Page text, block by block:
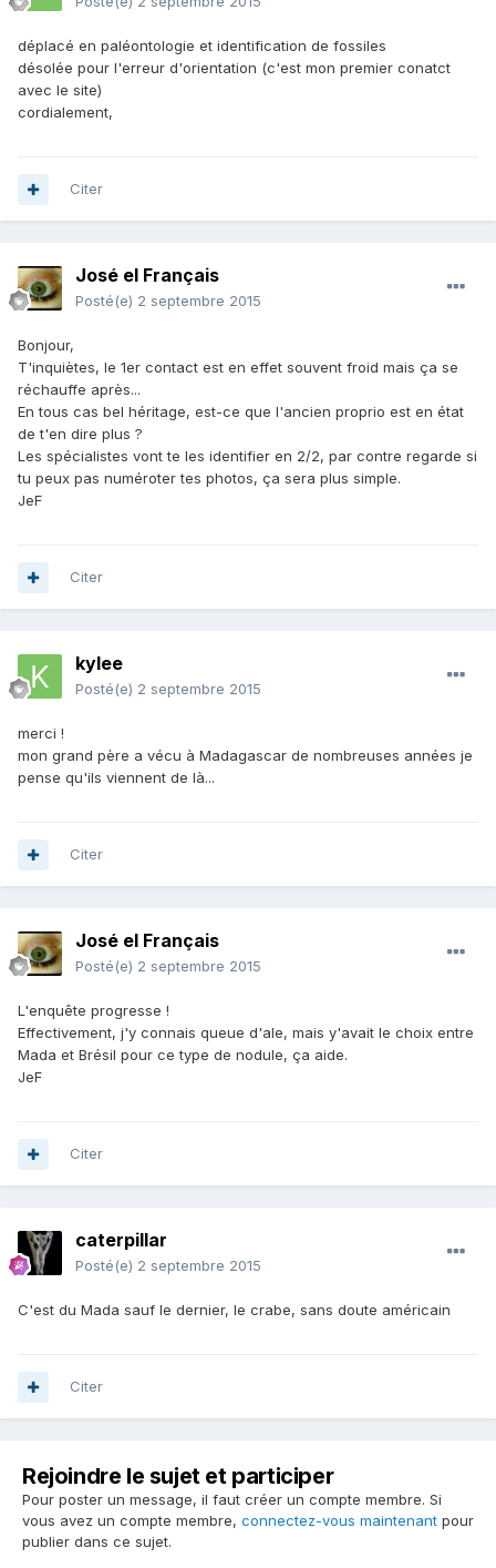
déplacé en paléontologie et identification de fossiles
désolée pour l'erreur d'orientation (c'est mon premier conatct
avec le site)
cordialement,
Citer
José el Français
Posté(e) 2 septembre 2015
Bonjour,
T'inquiètes, le 1er contact est en effet souvent froid mais ça se
réchauffe après...
En tous cas bel héritage, est-ce que l'ancien proprio est en état
de t'en dire plus ?
Les spécialistes vont te les identifier en 2/2, par contre regarde si
tu peux pas numéroter tes photos, ça sera plus simple.
JeF
Citer
kylee
Posté(e) 2 septembre 2015
merci !
mon grand père a vécu à Madagascar de nombreuses années je
pense qu'ils viennent de là...
Citer
José el Français
Posté(e) 2 septembre 2015
L'enquête progresse !
Effectivement, j'y connais queue d'ale, mais y'avait le choix entre
Mada et Brésil pour ce type de nodule, ça aide.
JeF
Citer
caterpillar
Posté(e) 2 septembre 2015
C'est du Mada sauf le dernier, le crabe, sans doute américain
Citer
Rejoindre le sujet et participer
Pour poster un message, il faut créer un compte membre. Si
vous avez un compte membre, connectez-vous maintenant pour
publier dans ce sujet.